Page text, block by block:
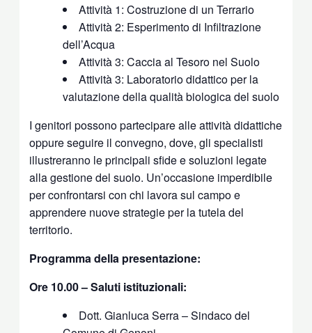
Attività 1: Costruzione di un Terrario
Attività 2: Esperimento di Infiltrazione
dell’Acqua
Attività 3: Caccia al Tesoro nel Suolo
Attività 3: Laboratorio didattico per la
valutazione della qualità biologica del suolo
I genitori possono partecipare alle attività didattiche
oppure seguire il convegno, dove, gli specialisti
illustreranno le principali sfide e soluzioni legate
alla gestione del suolo. Un’occasione imperdibile
per confrontarsi con chi lavora sul campo e
apprendere nuove strategie per la tutela del
territorio.
Programma della presentazione:
Ore 10.00 – Saluti istituzionali:
Dott. Gianluca Serra – Sindaco del